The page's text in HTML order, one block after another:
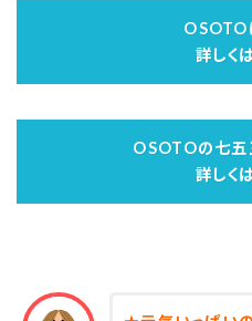
OSOTO
詳しく
OSOTOの七五
詳しく